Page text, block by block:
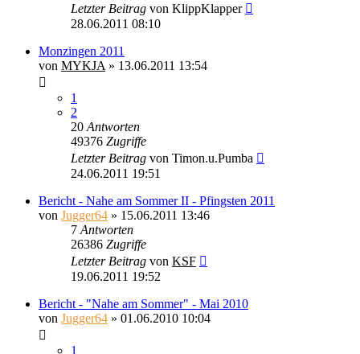
Letzter Beitrag von KlippKlapper
28.06.2011 08:10
Monzingen 2011
von MYKJA » 13.06.2011 13:54
1
2
20 Antworten
49376 Zugriffe
Letzter Beitrag von Timon.u.Pumba
24.06.2011 19:51
Bericht - Nahe am Sommer II - Pfingsten 2011
von Jugger64 » 15.06.2011 13:46
7 Antworten
26386 Zugriffe
Letzter Beitrag von KSF
19.06.2011 19:52
Bericht - "Nahe am Sommer" - Mai 2010
von Jugger64 » 01.06.2010 10:04
1